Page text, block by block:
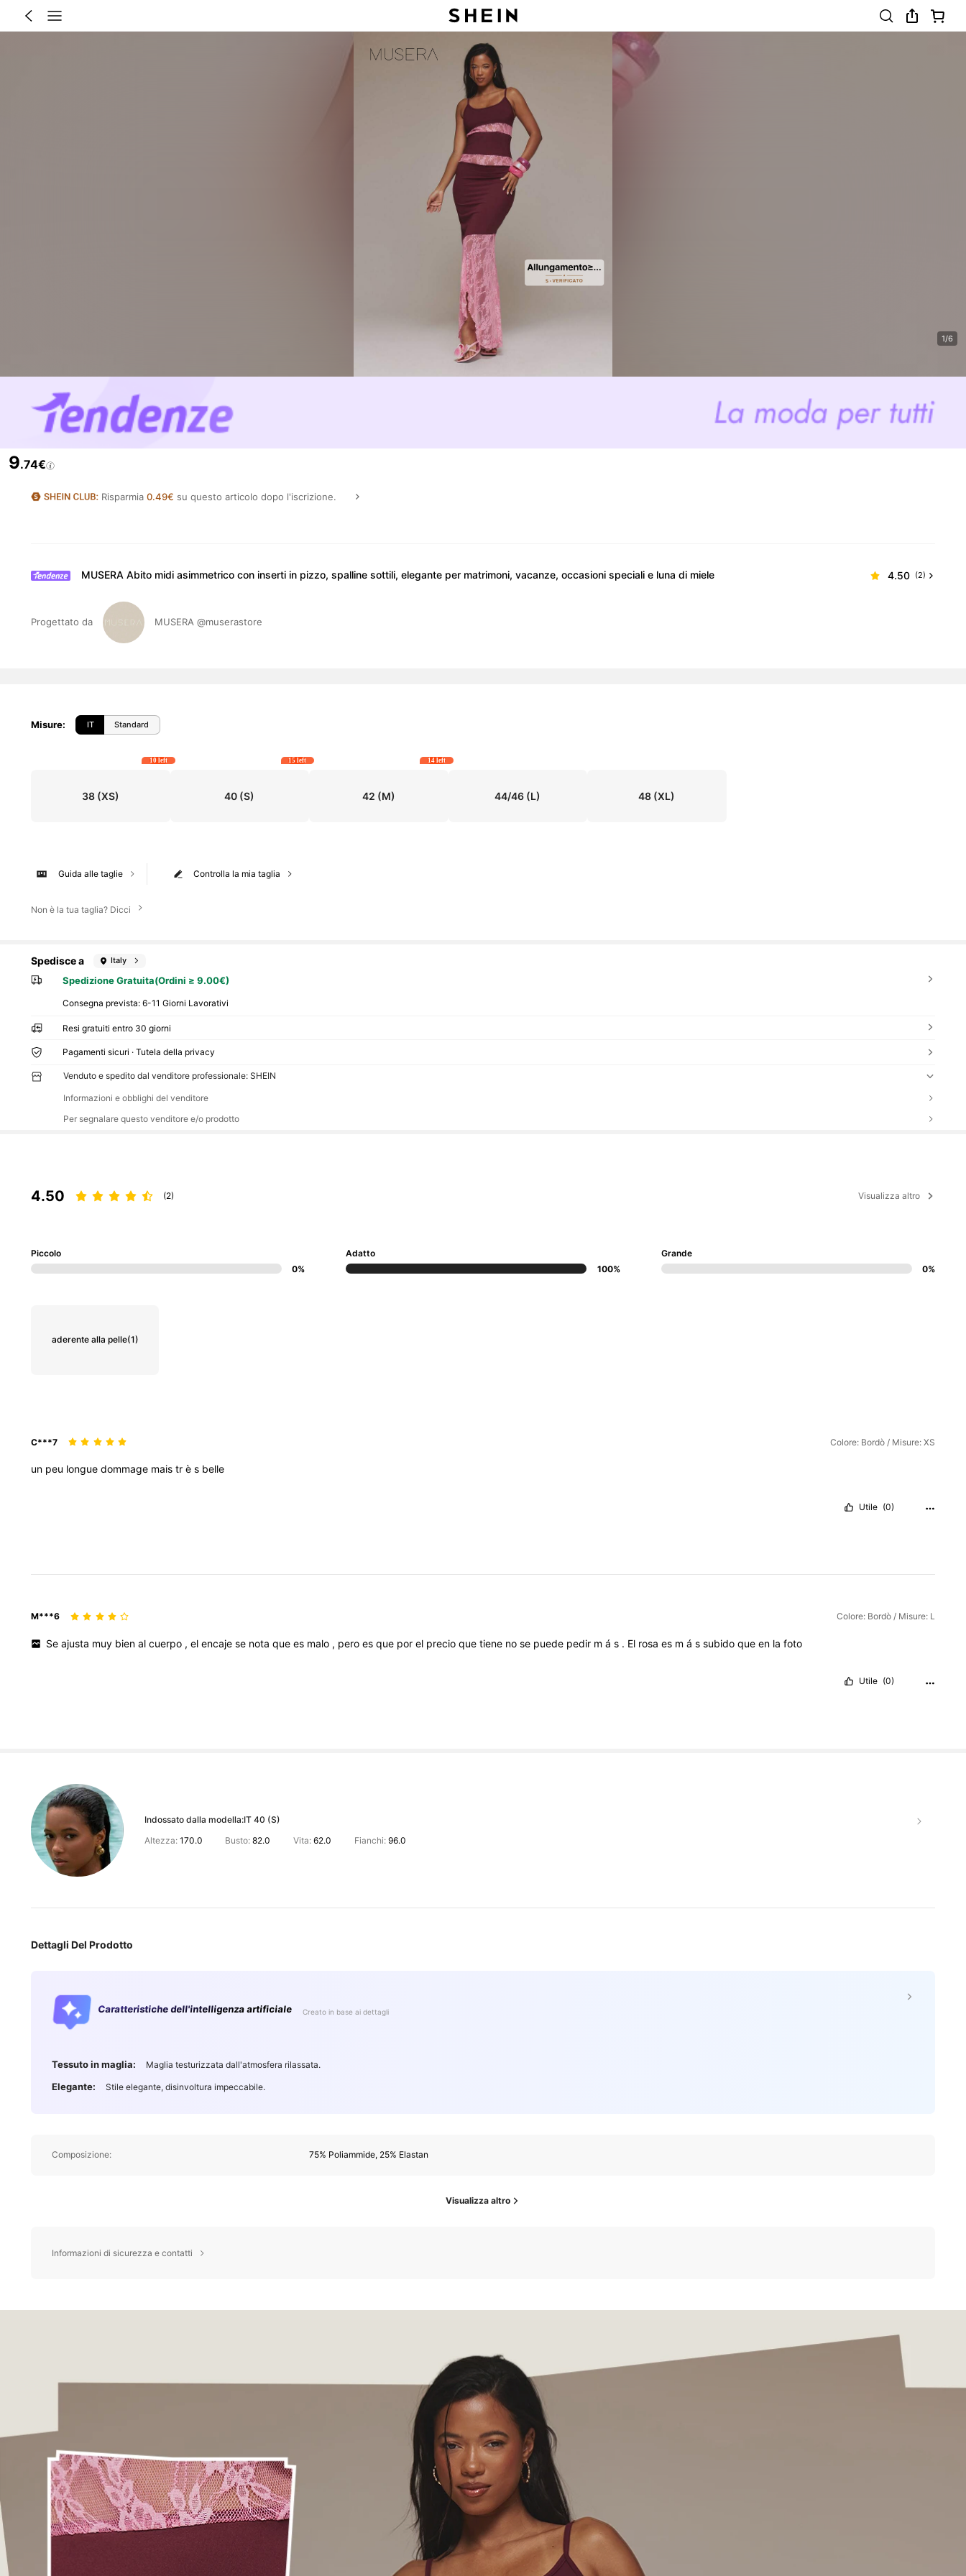
1/6
9.74€
Risparmia 0.49€ su questo articolo dopo l'iscrizione.
MUSERA Abito midi asimmetrico con inserti in pizzo, spalline sottili, elegante per matrimoni, vacanze, occasioni speciali e luna di miele 4.50 (2)
Progettato da MUSERA @muserastore
Misure: IT Standard
38(XS)
10 left
40 (S)
15 left
42 (M)
14 left
44/46 (L) 48 (XL)
Controlla la mia taglia
Guida alle taglie
Non è la tua taglia? Dicci
Spedisce a Italy
Spedizione Gratuita(Ordini ≥ 9.00€)
Consegna prevista:6-11 Giorni Lavorativi
Resi gratuiti entro 30 giorni
Pagamenti sicuri · Tutela della privacy
Venduto e spedito dal venditore professionale: SHEIN
Informazioni e obblighi del venditore
Per segnalare questo venditore e/o prodotto
4.50 (2) Visualizza altro
Piccolo
0%
Adatto
100%
Grande
0%
aderente alla pelle(1)
C***7 Colore: Bordò / Misure: XS
un peu longue dommage mais tr è s belle
Utile (0)
M***6 Colore: Bordò / Misure: L
Seajusta muy bienalcuerpo ,elencajese notaquees malo , peroesque porel precioquetiene nose puede pedir más . El rosaes mássubidoqueen lafoto
Utile (0)
Indossato dalla modella:IT 40 (S)
Altezza: 170.0 Busto:82.0 Vita: 62.0 Fianchi: 96.0
Dettagli Del Prodotto
Caratteristiche dell'intelligenza artificiale Creato in base ai dettagli
Tessuto in maglia: Maglia testurizzata dall'atmosfera rilassata.
Elegante: Stile elegante, disinvoltura impeccabile.
Composizione: 75% Poliammide, 25% Elastan
Visualizza altro
Informazioni di sicurezza e contatti